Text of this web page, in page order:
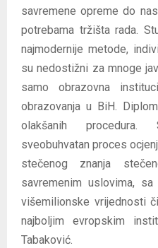
savremene opreme do
potrebama tržišta rada.
najmodernije metode,
su nedostižni za mnoge
samo obrazovna
obrazovanja u BiH.
olakšanih
sveobuhvatan proces
stečenog znanja
savremenim uslovima, sa
višemilionske vrijednosti
najboljim evropskim
Tabaković.